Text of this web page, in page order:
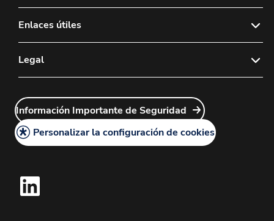
Sobre nosotros
Noticias y Medios
Política de devoluciones de lentes de contacto
Enlaces útiles
Contáctenos
Preguntas Frecuentes
Sales Rep Login
Customer Service Login
Mapa del sitio
Solicitud de Información Médica
Legal
Política legal
Política de Cookies
Información Importante de Seguridad
Personalizar la configuración de cookies